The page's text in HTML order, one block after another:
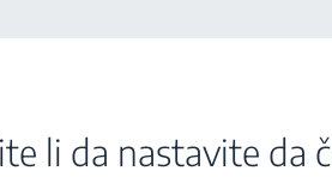
li da nastavite da